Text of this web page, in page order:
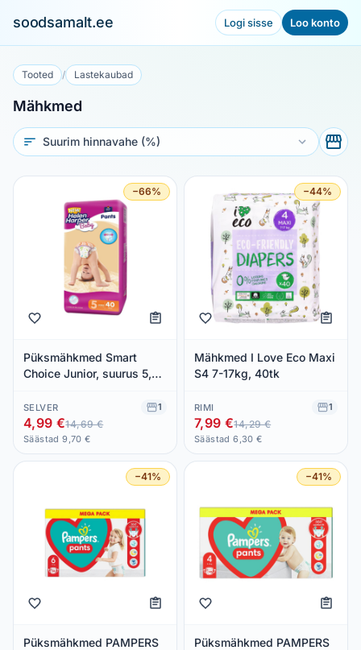
soodsamalt.ee Logi sisse Loo konto
Tooted / Lastekaubad
Mähkmed
Sorteeri
−66%
Püksmähkmed Smart
Choice Junior, suurus 5,
kg/40 tk
SELVER 1
4,99 €14,69 €
Säästad 9,70 €
−44%
Mähkmed I Love Eco Maxi
S4 7-17kg, 40tk
RIMI 1
7,99 €14,29 €
Säästad 6,30 €
−41%
Püksmähkmed PAMPERS
−41%
Püksmähkmed PAMPERS